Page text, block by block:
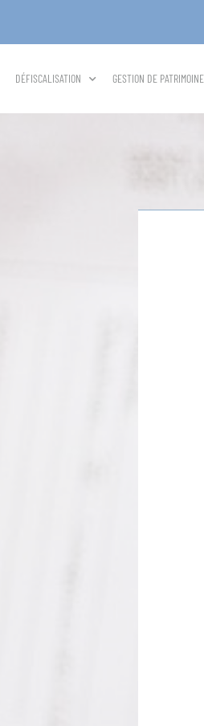
DÉFISCALISATION GESTION DE PATRIMOINE